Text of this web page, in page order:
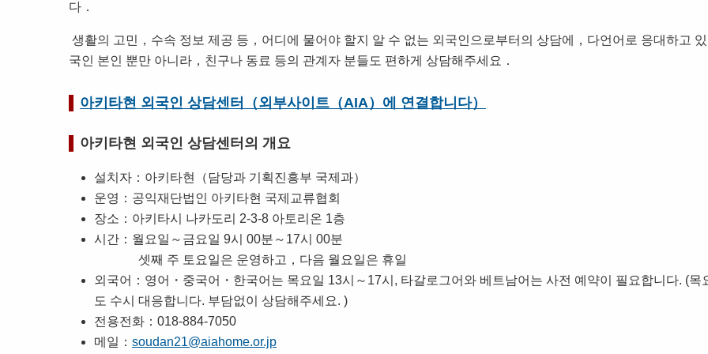
다．
생활의 고민，수속 정보 제공 등，어디에 물어야 할지 알 수 없는 외국인으로부터의 상담에，다언어로 응대하고
국인 본인 뿐만 아니라，친구나 동료 등의 관계자 분들도 편하게 상담해주세요．
아키타현 외국인 상담센터（외부사이트（AIA）에 연결합니다）
아키타현 외국인 상담센터의 개요
설치자：아키타현（담당과 기획진흥부 국제과）
운영：공익재단법인 아키타현 국제교류협회
장소：아키타시 나카도리 2-3-8 아토리온 1층
시간：월요일～금요일 9시 00분～17시 00분
셋째 주 토요일은 운영하고，다음 월요일은 휴일
외국어：영어・중국어・한국어는 목요일 13시～17시, 타갈로그어와 베트남어는 사전 예약이 필요합니다. (목
도 수시 대응합니다. 부담없이 상담해주세요. )
전용전화：018-884-7050
메일： soudan21@aiahome.or.jp